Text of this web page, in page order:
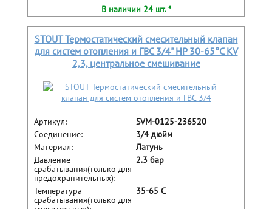
В наличии 24 шт. *
STOUT Термостатический смесительный клапан
для систем отопления и ГВС 3/4" НР 30-65°С KV
2,3, центральное смешивание
Артикул:
SVM-0125-236520
Соединение:
3/4 дюйм
Материал:
Латунь
Давление
срабатывания(только для
предохранительных):
2.3 бар
Температура
срабатывания(только для
35-65 С